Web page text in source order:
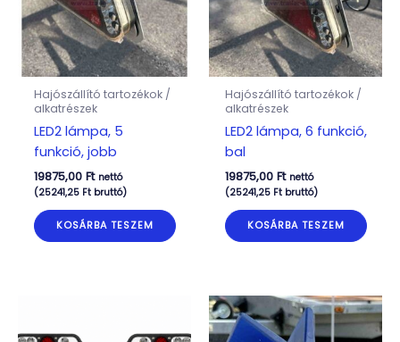
Hajószállító tartozékok /
alkatrészek
LED2 lámpa, 5
funkció, jobb
19875,00 Ft nettó
(25241,25 Ftbruttó)
KOSÁRBA TESZEM
Hajószállító tartozékok /
alkatrészek
LED2 lámpa, 6 funkció,
bal
19875,00 Ft nettó
(25241,25 Ftbruttó)
KOSÁRBA TESZEM